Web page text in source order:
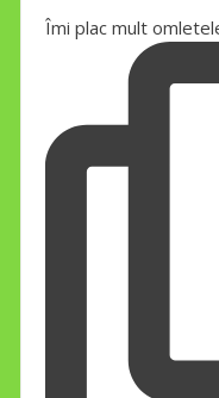
Îmi plac mult